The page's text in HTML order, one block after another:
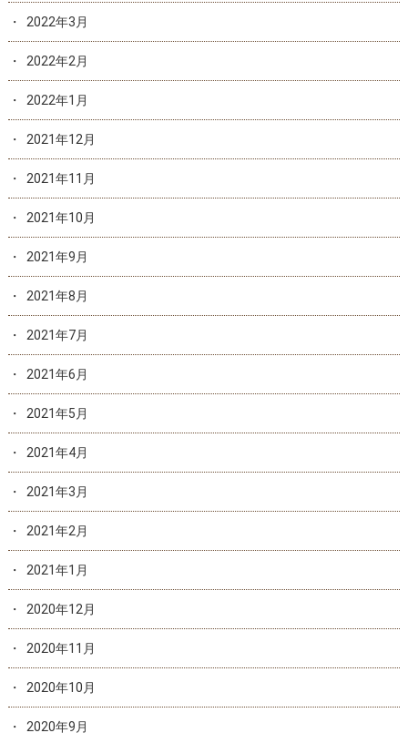
2022年3月
2022年2月
2022年1月
2021年12月
2021年11月
2021年10月
2021年9月
2021年8月
2021年7月
2021年6月
2021年5月
2021年4月
2021年3月
2021年2月
2021年1月
2020年12月
2020年11月
2020年10月
2020年9月